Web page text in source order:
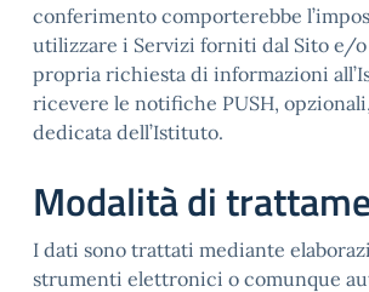
conferimento comporterebbe
utilizzare i Servizi forniti dal Sito e/
propria richiesta di informazioni
ricevere le notifiche PUSH, opzionali,
dedicata dell’Istituto.
Modalità di
I dati sono trattati mediante
strumenti elettronici o comunque